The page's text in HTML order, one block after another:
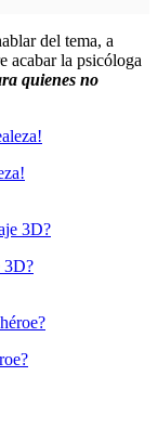
del tema, a
acabar la psicóloga
quienes no
3D?